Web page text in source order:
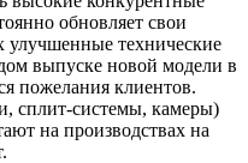
обновляет свои
улучшенные технические
выпуске новой модели в
пожелания клиентов.
сплит-системы, камеры)
на производствах на